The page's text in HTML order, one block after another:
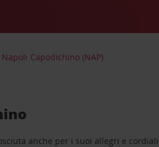
Capodichino (NAP)
anche per i suoi allegri e